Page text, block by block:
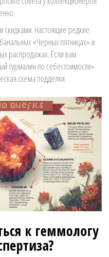
скидками. Настоящие редкие
«Черных пятницах» и
распродажах. Если вам
турмалин по себестоимости»
схема подделки.
к геммологу